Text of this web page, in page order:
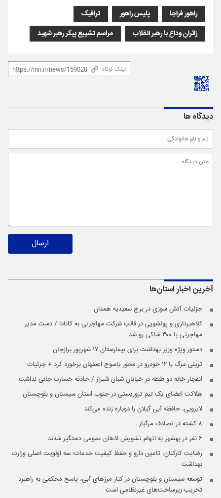
راهور فراجا پلیس راهور
ترافیک
زائران وداع با رهبر انقلاب
مراسم تشییع پیکر رهبر شهید
لینک کوتاه
دیدگاه ها
ارسال
آخرین اخباراستان‌ها
جزئیات آتش سوزی در برج سعیدیه همدان
کلاهبرداری و پولشویی در قالب شرکت مهاجرتی به کانادا / دست مدیر
مهاجرتی با ۳۰۰ شاکی رو شد
دستور ویژه وزیر بهداشت برای بیمارستان ۱۷ شهریور برازجان
تریلی مرگ با ۱۲ خودرو در محور یاسوج اصفهان برخورد کرد + جزئیات
انفجار خانه دو طبقه در خیابان شبان شیراز / حادثه خسارت جانی نداشت
هلاکت اعضای یک تیم تروریستی در جنوب استان سیستان و بلوچستان
لایروبی، حافظه آبی گیلان را دوباره زنده می‌کند
۸ کشته در تصادف مرگبار
۶ نفر در بهشهر به اتهام تشویش اذهان عمومی دستگیر شدند
رضایت کارکنان، تامین دارو و حفظ کیفیت خدمات؛ سه اولویت اصلی وزارت
بهداشت
توسعه سیستان و بلوچستان در کنار مرزهای آبی، پاسخ محکمی به راهبرد
تخریب زیرساخت‌های غیرنظامی است